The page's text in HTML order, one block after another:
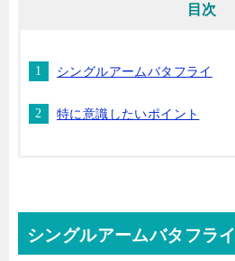
目次
シングルアームバタフライ
特に意識したいポイント
シングルアームバタフライ